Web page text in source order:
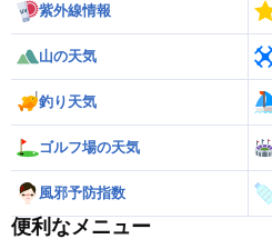
紫外線情報
山の天気
釣り天気
ゴルフ場の天気
風邪予防指数
便利なメニュー